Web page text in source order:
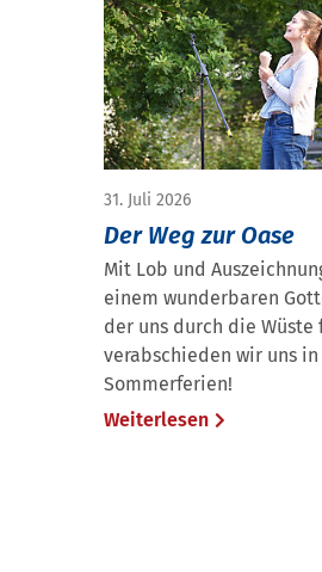
31. Juli 2026
Der Weg zur Oase
Mit Lob und
einem wunderbaren
der uns durch die Wüste
verabschieden wir uns
Sommerferien!
Weiterlesen